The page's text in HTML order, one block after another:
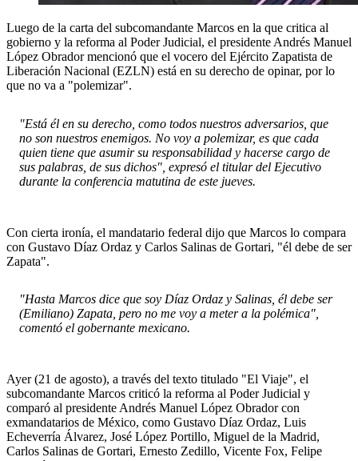
Luego de la carta del subcomandante Marcos en la que critica al
gobierno y la reforma al Poder Judicial, el presidente Andrés Manuel
López Obrador mencionó que el vocero del Ejército Zapatista de
Liberación Nacional (EZLN) está en su derecho de opinar, por lo
que no va a "polemizar".
"Está él en su derecho, como todos nuestros adversarios, que
no son nuestros enemigos. No voy a polemizar, es que cada
quien tiene que asumir su responsabilidad y hacerse cargo de
sus palabras, de sus dichos", expresó el titular del Ejecutivo
durante la conferencia matutina de este jueves.
Con cierta ironía, el mandatario federal dijo que Marcos lo compara
con Gustavo Díaz Ordaz y Carlos Salinas de Gortari, "él debe de ser
Zapata".
"Hasta Marcos dice que soy Díaz Ordaz y Salinas, él debe ser
(Emiliano) Zapata, pero no me voy a meter a la polémica",
comentó el gobernante mexicano.
Ayer (21 de agosto), a través del texto titulado "El Viaje", el
subcomandante Marcos criticó la reforma al Poder Judicial y
comparó al presidente Andrés Manuel López Obrador con
exmandatarios de México, como Gustavo Díaz Ordaz, Luis
Echeverría Álvarez, José López Portillo, Miguel de la Madrid,
Carlos Salinas de Gortari, Ernesto Zedillo, Vicente Fox, Felipe